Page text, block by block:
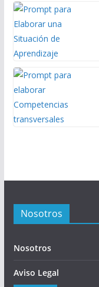
Nosotros
Nosotros
Aviso Legal